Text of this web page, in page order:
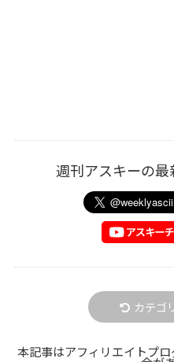
週刊アスキーの
カテゴ
本記事はアフィリエイトプ